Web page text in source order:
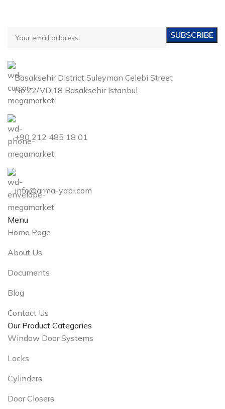
Basaksehir District Suleyman Celebi Street
No:22/VD:18 Basaksehir Istanbul
+90 212 485 18 01
info@arma-yapi.com
Menu
Home Page
About Us
Documents
Blog
Contact Us
Our Product Categories
Window Door Systems
Locks
Cylinders
Door Closers